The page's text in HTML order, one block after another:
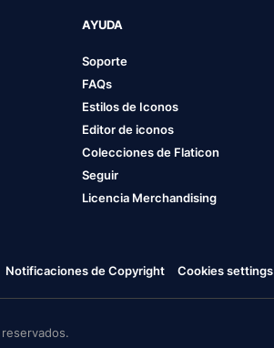
AYUDA
Soporte
FAQs
Estilos de Iconos
Editor de iconos
Colecciones de Flaticon
Seguir
Licencia Merchandising
Notificaciones de Copyright Cookies settings